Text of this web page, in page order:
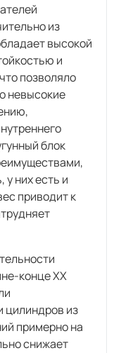
из
высокой
и
позволяло
невысокие
блок
у них есть и
приводит к
конце XX
цилиндров из
примерно на
снижает